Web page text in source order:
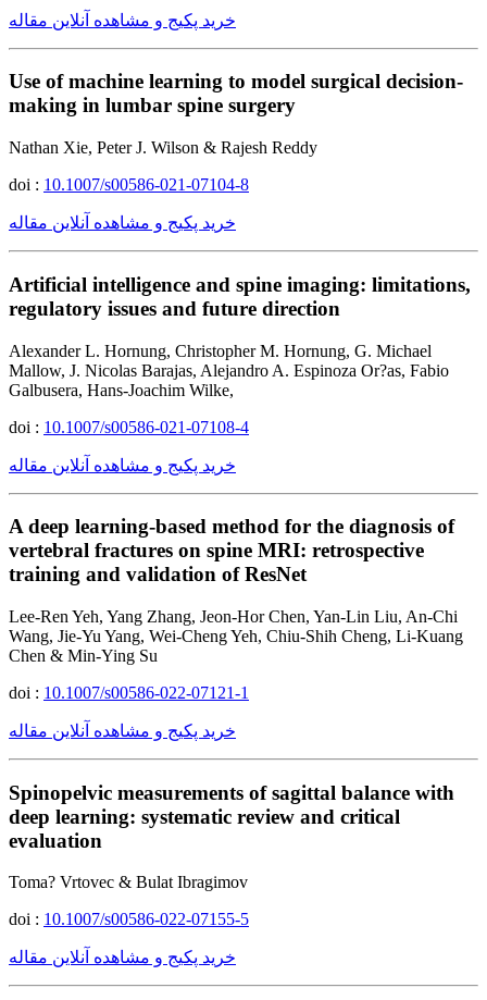
خرید پکیج و مشاهده آنلاین مقاله
Use of machine learning to model surgical decision-
making in lumbar spine surgery
Nathan Xie, Peter J. Wilson & Rajesh Reddy
doi : 10.1007/s00586-021-07104-8
خرید پکیج و مشاهده آنلاین مقاله
Artificial intelligence and spine imaging: limitations,
regulatory issues and future direction
Alexander L. Hornung, Christopher M. Hornung, G. Michael
Mallow, J. Nicolas Barajas, Alejandro A. Espinoza Or?as, Fabio
Galbusera, Hans-Joachim Wilke,
doi : 10.1007/s00586-021-07108-4
خرید پکیج و مشاهده آنلاین مقاله
A deep learning-based method for the diagnosis of
vertebral fractures on spine MRI: retrospective
training and validation of ResNet
Lee-Ren Yeh, Yang Zhang, Jeon-Hor Chen, Yan-Lin Liu, An-Chi
Wang, Jie-Yu Yang, Wei-Cheng Yeh, Chiu-Shih Cheng, Li-Kuang
Chen & Min-Ying Su
doi : 10.1007/s00586-022-07121-1
خرید پکیج و مشاهده آنلاین مقاله
Spinopelvic measurements of sagittal balance with
deep learning: systematic review and critical
evaluation
Toma? Vrtovec & Bulat Ibragimov
doi : 10.1007/s00586-022-07155-5
خرید پکیج و مشاهده آنلاین مقاله